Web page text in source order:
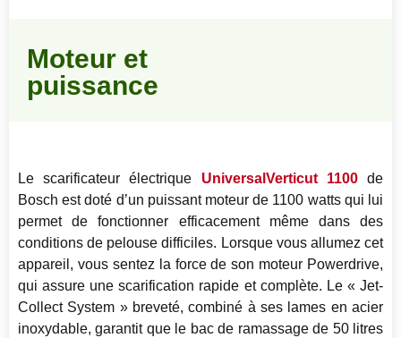
Moteur et
puissance
Le scarificateur électrique UniversalVerticut 1100de
Bosch est doté d’un puissant moteur de 1100 watts qui lui
permet de fonctionner efficacement même dans des
conditions de pelouse difficiles. Lorsque vous allumez cet
appareil, vous sentez la force de son moteur Powerdrive,
qui assure une scarification rapide et complète. Le « Jet-
Collect System » breveté, combiné à ses lames en acier
inoxydable, garantit que le bac de ramassage de 50 litres